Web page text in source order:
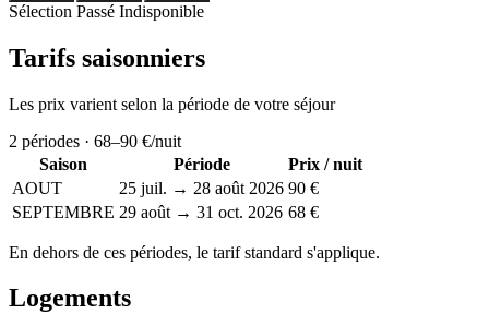
Sélection Passé Indisponible
Tarifs saisonniers
Les prix varient selon la période de votre séjour
2 périodes · 68–90 €/nuit
Saison
Période
Prix / nuit
AOUT
25 juil. → 28 août 2026 90 €
SEPTEMBRE 29 août → 31 oct. 2026 68 €
En dehors de ces périodes, le tarif standard s'applique.
Logements